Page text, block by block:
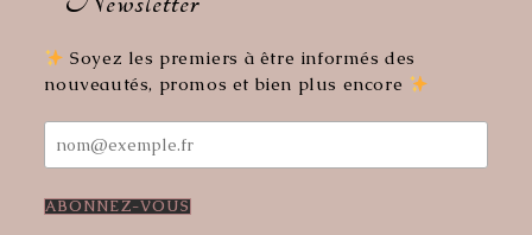
ongletonglet
Soyez les premiers à être informés des
nouveautés, promos et bien plus encore